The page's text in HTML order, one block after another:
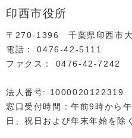
印西市役所
〒270-1396 千葉県印西市
電話： 0476‐42‐5111
ファクス： 0476‐42‐7242
法人番号: 1000020122319
窓口受付時間：午前9時から
日、祝日および年末年始を除